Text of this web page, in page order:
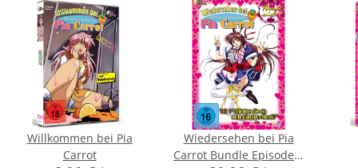
Willkommen bei Pia
Carrot
Wiedersehen bei Pia
Carrot Bundle Episode 1